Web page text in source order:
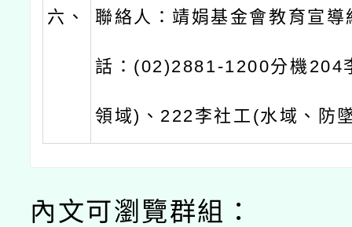
六、 聯絡人：靖娟基金會教育宣導
話：(02)2881-1200分機204
領域)、222李社工(水域、防
內文可瀏覽群組：